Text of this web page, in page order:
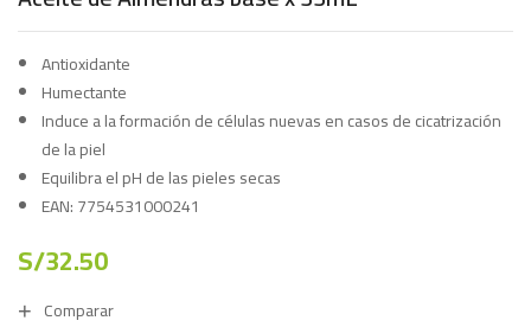
Antioxidante
Humectante
Induce a la formación de células nuevas en casos de cicatrización
de la piel
Equilibra el pH de las pieles secas
EAN: 7754531000241
S/32.50
Comparar